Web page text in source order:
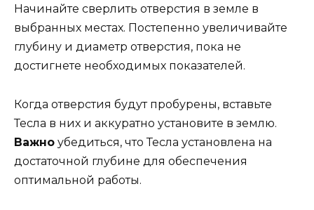
Начинайте сверлить отверстия в земле в
выбранных местах. Постепенно увеличивайте
глубину и диаметр отверстия, пока не
достигнете необходимых показателей.
Когда отверстия будут пробурены, вставьте
Тесла в них и аккуратно установите в землю.
Важно убедиться, что Тесла установлена на
достаточной глубине для обеспечения
оптимальной работы.